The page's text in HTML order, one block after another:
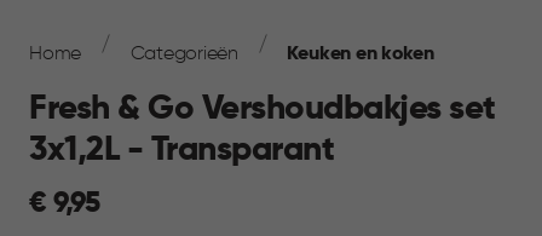
Navigation
Home Categorieën Keuken en koken
Fresh & Go Vershoudbakjes set
3x1,2L - Transparant
€
€ 9,95